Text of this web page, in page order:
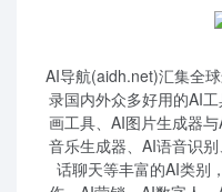
AI导航(aidh.net)汇集全
录国内外众多好用的AI
画工具、AI图片生成器
音乐生成器、AI语音识
话聊天等丰富的AI类别